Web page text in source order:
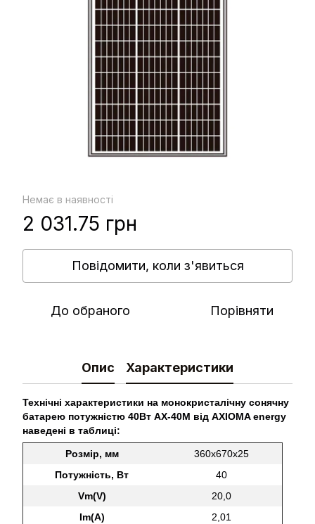
Немає в наявності
2 031.75 грн
Повідомити, коли з'явиться
До обраного Порівняти
Опис Характеристики
Технічні характеристики на монокристалічну сонячну
батарею потужністю 40Вт AX-40М від AXIOMA energy
наведені в таблиці:
Розмір, мм
360х670х25
Потужність, Вт
40
Vm(V)
20,0
Im(A)
2,01